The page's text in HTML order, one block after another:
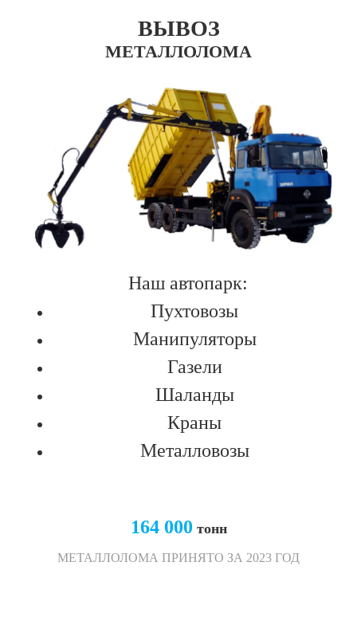
ВЫВОЗ
МЕТАЛЛОЛОМА
Наш автопарк:
Пухтовозы
Манипуляторы
Газели
Шаланды
Краны
Металловозы
164 000 тонн
МЕТАЛЛОЛОМА ПРИНЯТО ЗА 2023 ГОД